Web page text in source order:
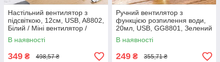
Настільний вентилятор з
підсвіткою, 12см, USB, A8802,
Білий / Міні вентилятор /
Портативний вентилятор /
Акумуляторний вентилятор
В наявності
349 ₴ 498,57 ₴
Ручний вентилятор з
функцією розпилення води,
20мл, USB, GG8801, Зелений
/ Портативний вентилятор /
Міні вентилятор
акумуляторний
В наявності
249 ₴ 355,71 ₴